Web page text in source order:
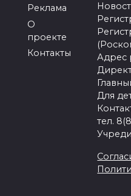
Реклама
О
проекте
Контакты
Адрес
Для
тел.